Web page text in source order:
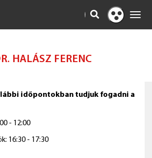
KERESÉS
Kontraszt
nézet
HALÁSZ FERENC
időpontokban tudjuk fogadni a
- 12:00
16:30 - 17:30